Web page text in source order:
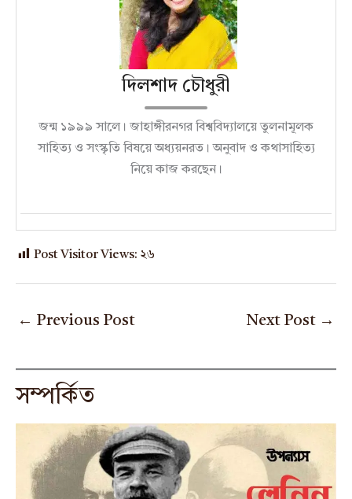
দিলশাদ চৌধুরী
জন্ম ১৯৯৯ সালে। জাহাঙ্গীরনগর বিশ্ববিদ্যালয়ে তুলনামূলক
সাহিত্য ও সংস্কৃতি বিষয়ে অধ্যয়নরত। অনুবাদ ও কথাসাহিত্য
নিয়ে কাজ করছেন।
Post Visitor Views: ২৬
← Previous Post Next Post →
সম্পর্কিত